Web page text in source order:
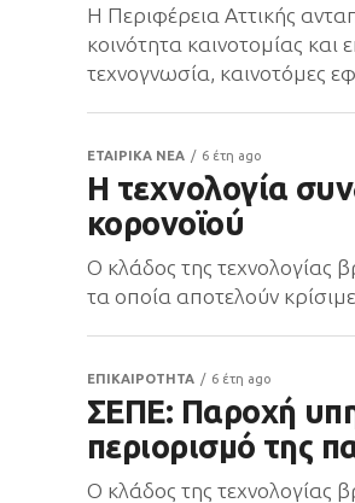
Η Περιφέρεια Αττικής
κοινότητα καινοτομίας
τεχνογνωσία, καινοτόμες
ΕΤΑΙΡΙΚΑ ΝΕΑ 6 έτη ago
Η τεχνολογία
κορονοϊού
Ο κλάδος της τεχνολογίας
τα οποία αποτελούν
ΕΠΙΚΑΙΡΟΤΗΤΑ 6 έτη ago
ΣΕΠΕ: Παροχή
περιορισμό της
Ο κλάδος της τεχνολογίας